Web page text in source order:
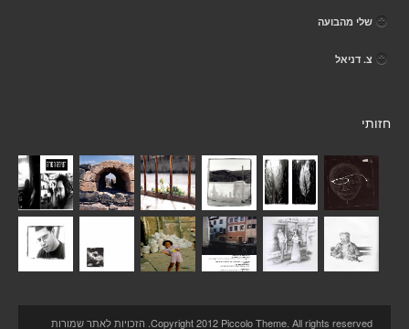
שלי מהבועה
צ. דניאל
חזותי
Copyright 2012 Piccolo Theme. All rights reserved. הזכויות לאתר שמורות